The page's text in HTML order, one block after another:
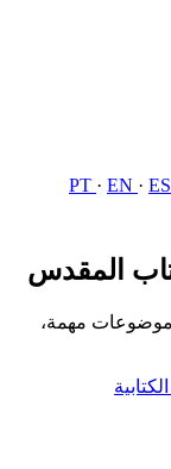
PT · EN · ES
المقدس
موضوعات مهمة،